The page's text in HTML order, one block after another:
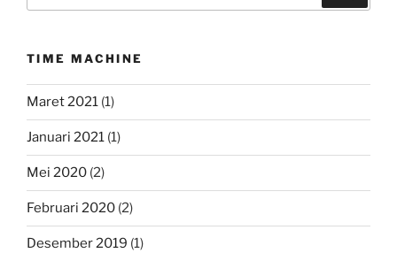
TIME MACHINE
Maret 2021 (1)
Januari 2021 (1)
Mei 2020 (2)
Februari 2020 (2)
Desember 2019 (1)